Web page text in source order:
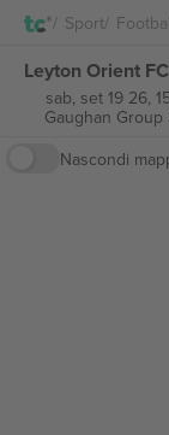
Sport
sab, set 19 26,
Gaughan Group
Nascondi